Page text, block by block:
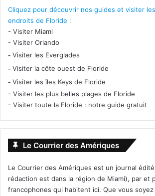
Cliquez pour découvrir nos guides et visiter
endroits de Floride :
- Visiter Miami
- Visiter Orlando
- Visiter les Everglades
- Visiter la côte ouest de Floride
- Visiter les îles Keys de Floride
- Visiter les plus belles plages de Floride
- Visiter toute la Floride : notre guide gratuit
Le Courrier des Amériques
Le Courrier des Amériques est un journal
rédaction est dans la région de Miami), par et
francophones qui habitent ici. Que vous